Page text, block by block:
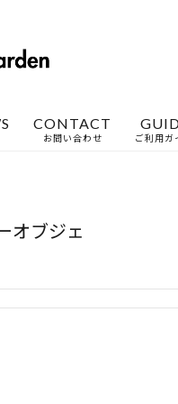
CONTACT
お問い合わせ ご利用ガ
オブジェ